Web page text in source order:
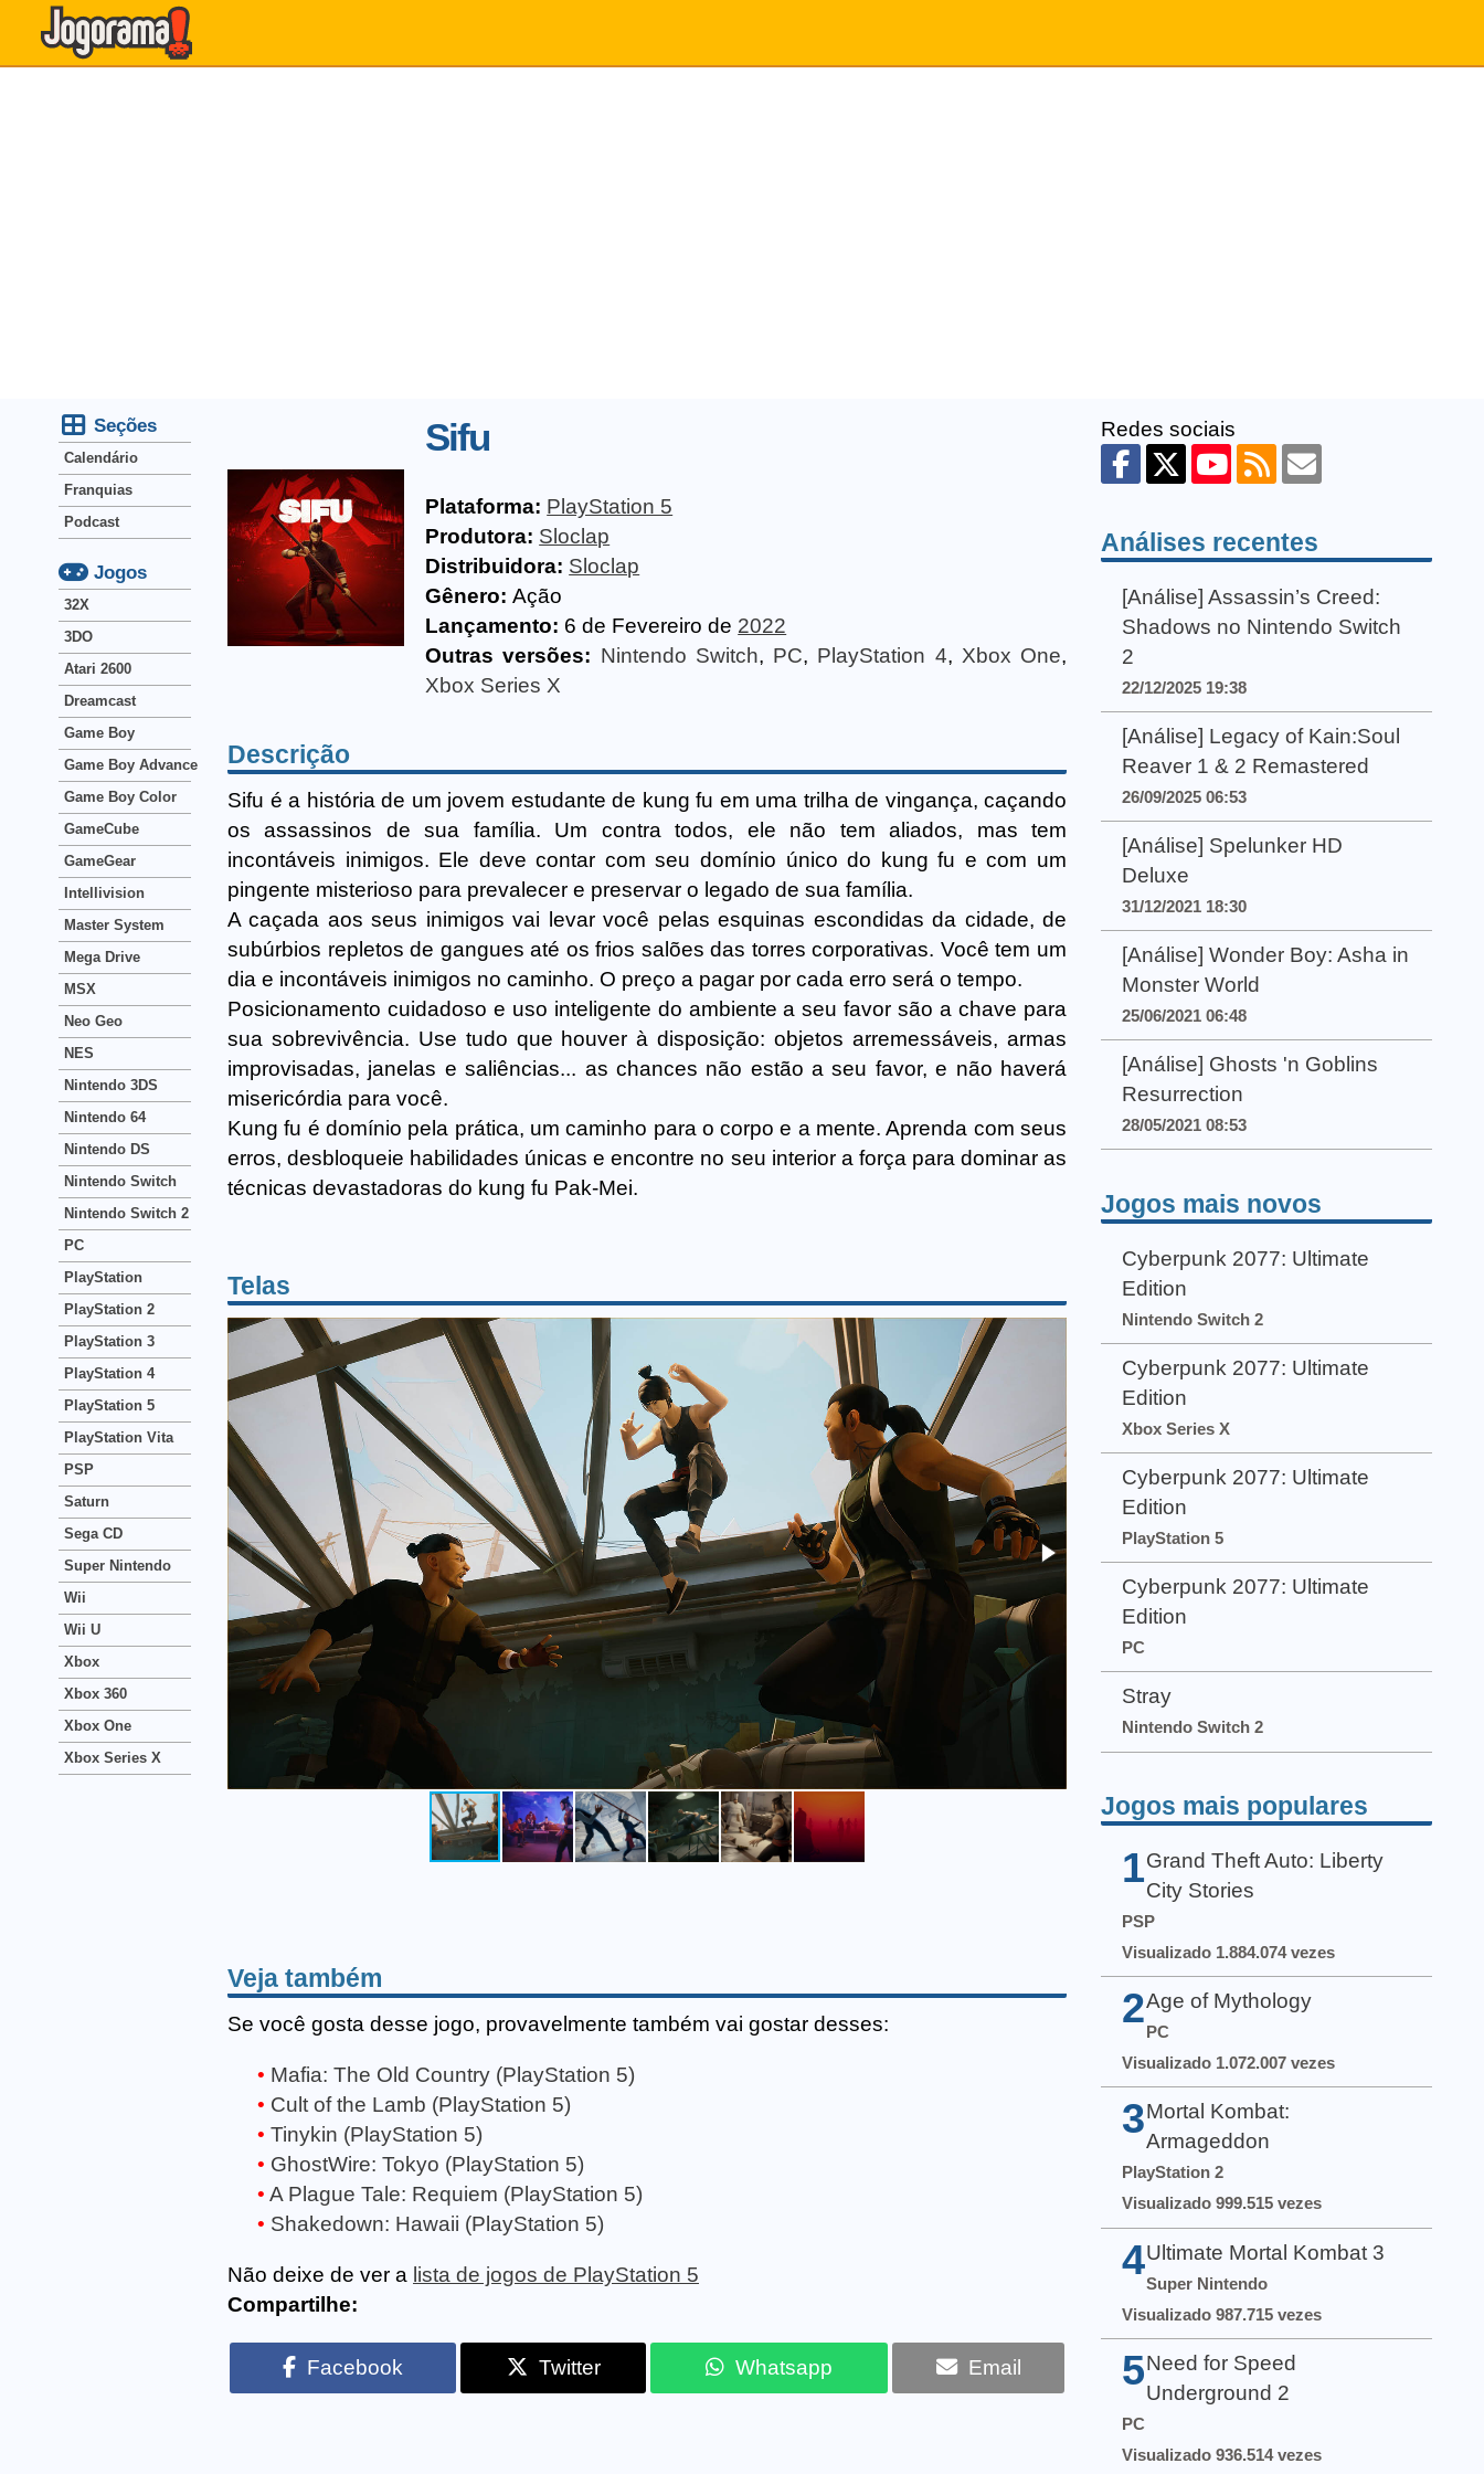
Sifu
Plataforma: PlayStation 5
Produtora: Sloclap
Distribuidora: Sloclap
Gênero: Ação
Lançamento: 6 de Fevereiro de 2022
Outras versões: Nintendo Switch, PC, PlayStation 4, Xbox One,
Xbox Series X
Descrição
Sifu é a história de um jovem estudante de kung fu em uma trilha de vingança, caçando
os assassinos de sua família. Um contra todos, ele não tem aliados, mas tem
incontáveis inimigos. Ele deve contar com seu domínio único do kung fu e com um
pingente misterioso para prevalecer e preservar o legado de sua família.
A caçada aos seus inimigos vai levar você pelas esquinas escondidas da cidade, de
subúrbios repletos de gangues até os frios salões das torres corporativas. Você tem um
dia e incontáveis inimigos no caminho. O preço a pagar por cada erro será o tempo.
Posicionamento cuidadoso e uso inteligente do ambiente a seu favor são a chave para
sua sobrevivência. Use tudo que houver à disposição: objetos arremessáveis, armas
improvisadas, janelas e saliências... as chances não estão a seu favor, e não haverá
misericórdia para você.
Kung fu é domínio pela prática, um caminho para o corpo e a mente. Aprenda com seus
erros, desbloqueie habilidades únicas e encontre no seu interior a força para dominar as
técnicas devastadoras do kung fu Pak-Mei.
Telas
Veja também
Se você gosta desse jogo, provavelmente também vai gostar desses:
Mafia: The Old Country (PlayStation 5)
Cult of the Lamb (PlayStation 5)
Tinykin (PlayStation 5)
GhostWire: Tokyo (PlayStation 5)
A Plague Tale: Requiem (PlayStation 5)
Shakedown: Hawaii (PlayStation 5)
Não deixe de ver a lista de jogos de PlayStation 5
Compartilhe:
Facebook Twitter Whatsapp Email
Seções
Calendário
Franquias
Podcast
Jogos
32X
3DO
Atari 2600
Dreamcast
Game Boy
Game Boy Advance
Game Boy Color
GameCube
GameGear
Intellivision
Master System
Mega Drive
MSX
Neo Geo
NES
Nintendo 3DS
Nintendo 64
Nintendo DS
Nintendo Switch
Nintendo Switch 2
PC
PlayStation
PlayStation 2
PlayStation 3
PlayStation 4
PlayStation 5
PlayStation Vita
PSP
Saturn
Sega CD
Super Nintendo
Wii
Wii U
Xbox
Xbox 360
Xbox One
Xbox Series X
Redes sociais
Análises recentes
[Análise] Assassin’s Creed:
Shadows no Nintendo Switch
2
22/12/2025 19:38
[Análise] Legacy of Kain:Soul
Reaver 1 & 2 Remastered
26/09/2025 06:53
[Análise] Spelunker HD
Deluxe
31/12/2021 18:30
[Análise] Wonder Boy: Asha in
Monster World
25/06/2021 06:48
[Análise] Ghosts 'n Goblins
Resurrection
28/05/2021 08:53
Jogos mais novos
Cyberpunk 2077: Ultimate
Edition
Nintendo Switch 2
Cyberpunk 2077: Ultimate
Edition
Xbox Series X
Cyberpunk 2077: Ultimate
Edition
PlayStation 5
Cyberpunk 2077: Ultimate
Edition
PC
Stray
Nintendo Switch 2
Jogos mais populares
1 Grand Theft Auto: Liberty
City Stories
PSP
Visualizado 1.884.074 vezes
2Age of Mythology
PC
Visualizado 1.072.007 vezes
3 Mortal Kombat:
Armageddon
PlayStation 2
Visualizado 999.515 vezes
4 Ultimate Mortal Kombat 3
Super Nintendo
Visualizado 987.715 vezes
5 Need for Speed
Underground 2
PC
Visualizado 936.514 vezes